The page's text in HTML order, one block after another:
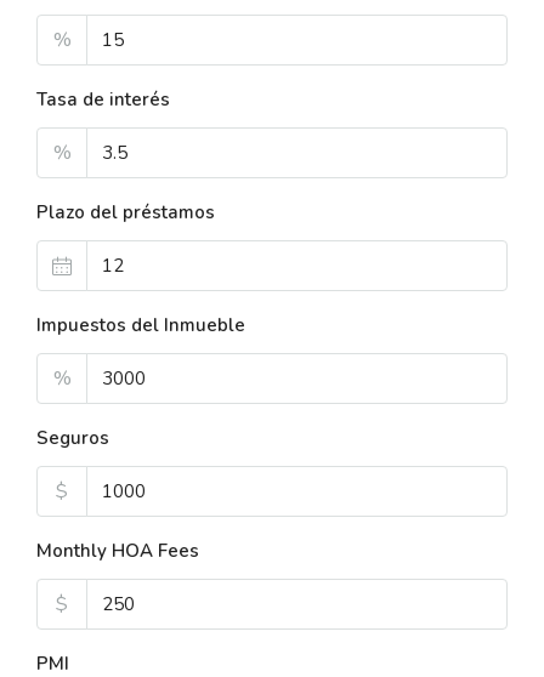
%
Tasa de interés
%
Plazo del préstamos
Impuestos del Inmueble
%
Seguros
$
Monthly HOA Fees
$
PMI